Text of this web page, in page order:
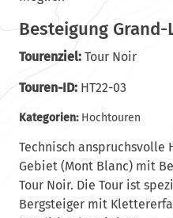
Besteigung
Tourenziel:Tour Noir
Touren-ID:HT22-03
Kategorien: Hochtouren
Technisch anspruchsvolle
Gebiet (Mont Blanc) mit
Tour Noir. Die Tour ist
Bergsteiger mit